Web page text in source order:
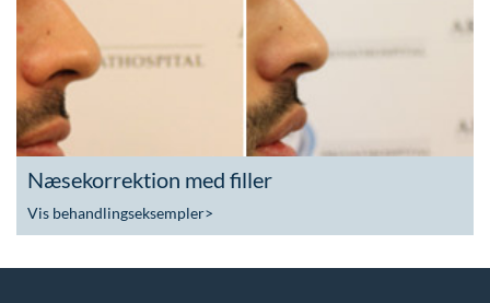
Næsekorrektion med filler
Vis behandlingseksempler>